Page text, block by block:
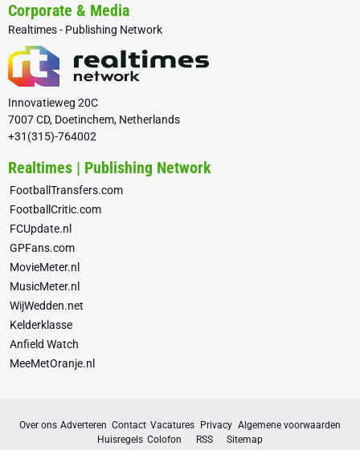
Corporate & Media
Realtimes - Publishing Network
Innovatieweg 20C
7007 CD, Doetinchem, Netherlands
+31(315)-764002
Realtimes | Publishing Network
FootballTransfers.com
FootballCritic.com
FCUpdate.nl
GPFans.com
MovieMeter.nl
MusicMeter.nl
WijWedden.net
Kelderklasse
Anfield Watch
MeeMetOranje.nl
Over ons Adverteren Contact Vacatures Privacy Algemene voorwaarden
Huisregels Colofon RSS Sitemap